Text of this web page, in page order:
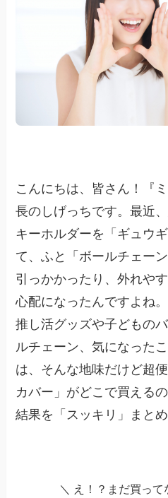
こんにちは、皆さん！『
長のしげっちです。最近
キーホルダーを「ギュウ
て、ふと「ボールチェー
引っかかったり、外れや
心配になったんですよね
推し活グッズや子どもの
ルチェーン、気になった
は、そんな地味だけど超
カバー」がどこで買える
結果を「スッキリ」まと
＼ え！？まだ買っ